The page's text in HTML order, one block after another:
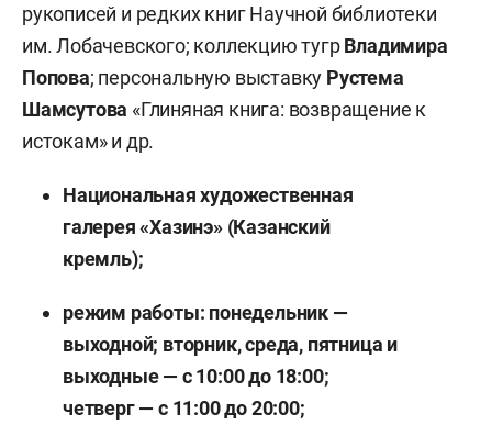
рукописей и редких книг Научной библиотеки
им. Лобачевского; коллекцию тугрВладимира
Попова; персональную выставку Рустема
Шамсутова «Глиняная книга: возвращение к
истокам» и др.
Национальная художественная
галерея «Хазинэ» (Казанский
кремль);
режим работы: понедельник —
выходной; вторник, среда, пятница и
выходные — с 10:00 до 18:00;
четверг — с 11:00 до 20:00;